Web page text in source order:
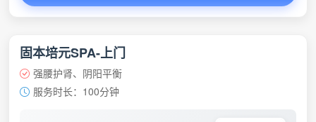
固本培元SPA-上门
强腰护肾、阴阳平衡
服务时长：100分钟